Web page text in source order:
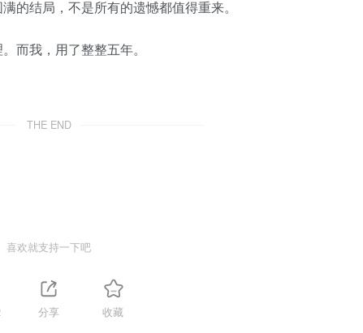
的结局，不是所有的遗憾都值得重来。
我，用了整整五年。
THE END
喜欢就支持一下吧
分享 收藏